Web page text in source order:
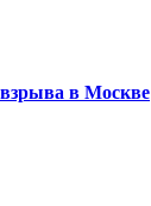
взрыва в Москве